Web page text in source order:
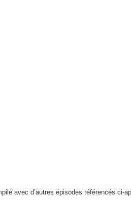
avec d’autres épisodes référencés ci-